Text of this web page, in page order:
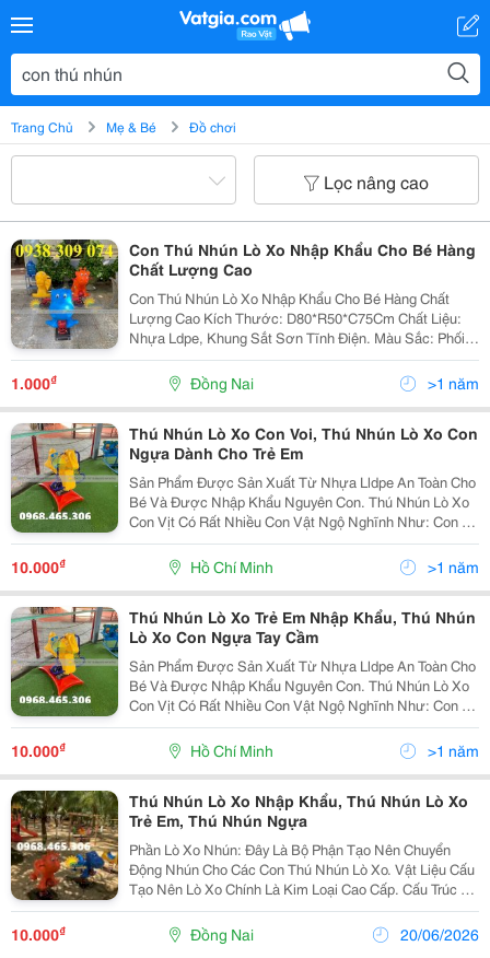
Trang Chủ Mẹ & Bé Đồ chơi
Lọc nâng cao
Con Thú Nhún Lò Xo Nhập Khẩu Cho Bé Hàng
Chất Lượng Cao
Con Thú Nhún Lò Xo Nhập Khẩu Cho Bé Hàng Chất
Lượng Cao Kích Thước: D80*R50*C75Cm Chất Liệu:
Nhựa Ldpe, Khung Sắt Sơn Tĩnh Điện. Màu Sắc: Phối
Các Màu Độ Tuổi: Mầm Non, Thanh Thiếu Niên, Người
Lớn. Công Ty Thiết Bị Mầm Non Ánh Dương 54/19 Bùi
Quang...
1.000₫ Đồng Nai >1 năm
Thú Nhún Lò Xo Con Voi, Thú Nhún Lò Xo Con
Ngựa Dành Cho Trẻ Em
Sản Phẩm Được Sản Xuất Từ Nhựa Lldpe An Toàn Cho
Bé Và Được Nhập Khẩu Nguyên Con. Thú Nhún Lò Xo
Con Vịt Có Rất Nhiều Con Vật Ngộ Nghĩnh Như: Con Hà
Mã, Ngựa, Tê Giác, , Chó, Mèo &Hellip; Và Nhiều Màu
Sắc Đa Dạng. Sản Phẩm Có Kích Thước Nhỏ Gọn,...
10.000₫ Hồ Chí Minh >1 năm
Thú Nhún Lò Xo Trẻ Em Nhập Khẩu, Thú Nhún
Lò Xo Con Ngựa Tay Cầm
Sản Phẩm Được Sản Xuất Từ Nhựa Lldpe An Toàn Cho
Bé Và Được Nhập Khẩu Nguyên Con. Thú Nhún Lò Xo
Con Vịt Có Rất Nhiều Con Vật Ngộ Nghĩnh Như: Con Hà
Mã, Ngựa, Tê Giác, , Chó, Mèo &Hellip; Và Nhiều Màu
Sắc Đa Dạng. Sản Phẩm Có Kích Thước Nhỏ Gọn,...
10.000₫ Hồ Chí Minh >1 năm
Thú Nhún Lò Xo Nhập Khẩu, Thú Nhún Lò Xo
Trẻ Em, Thú Nhún Ngựa
Phần Lò Xo Nhún: Đây Là Bộ Phận Tạo Nên Chuyển
Động Nhún Cho Các Con Thú Nhún Lò Xo. Vật Liệu Cấu
Tạo Nên Lò Xo Chính Là Kim Loại Cao Cấp. Cấu Trúc Lò
Xo Có Độ Cứng Rất Hợp Lý (Người Lớn Cũng Có Thể
Ngồi) Đảm Bảo Độ Nhún Và Độ An Toàn Khi Bé Sử
Dụng....
10.000₫ Đồng Nai 20/06/2026